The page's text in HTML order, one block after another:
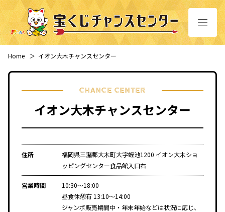
Home ＞ イオン大木チャンスセンター
CHANCE CENTER
イオン大木チャンスセンター
住所
福岡県三潴郡大木町大字蛭池1200 イオン大木ショ
ッピングセンター食品館入口右
営業時間
10:30～18:00
昼食休憩有 13:10～14:00
ジャンボ販売期間中・年末年始などは状況に応じ、